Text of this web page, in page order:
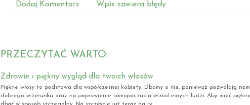
Dodaj Komentarz Wpis zawiera błędy
PRZECZYTAĆ WARTO:
Zdrowie i piękny wygląd dla twoich włosów
Piękne włosy to podstawa dla współczesnej kobiety. Dbamy o nie, ponieważ pozwalają
dobrego wizerunku oraz na poprawienie samopoczucia wśród innych ludzi. Aby mieć